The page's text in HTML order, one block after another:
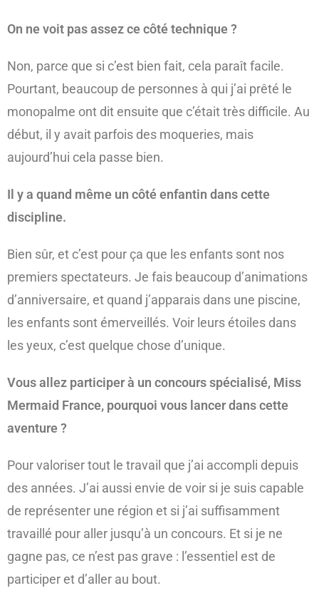
On ne voit pas assez ce côté technique ?
Non, parce que si c’est bien fait, cela paraît facile.
Pourtant, beaucoup de personnes à qui j’ai prêté le
monopalme ont dit ensuite que c’était très difficile. Au
début, il y avait parfois des moqueries, mais
aujourd’hui cela passe bien.
Il y a quand même un côté enfantin dans cette
discipline.
Bien sûr, et c’est pour ça que les enfants sont nos
premiers spectateurs. Je fais beaucoup d’animations
d’anniversaire, et quand j’apparais dans une piscine,
les enfants sont émerveillés. Voir leurs étoiles dans
les yeux, c’est quelque chose d’unique.
Vous allez participer à un concours spécialisé, Miss
Mermaid France, pourquoi vous lancer dans cette
aventure ?
Pour valoriser tout le travail que j’ai accompli depuis
des années. J’ai aussi envie de voir si je suis capable
de représenter une région et si j’ai suffisamment
travaillé pour aller jusqu’à un concours. Et si je ne
gagne pas, ce n’est pas grave : l’essentiel est de
participer et d’aller au bout.